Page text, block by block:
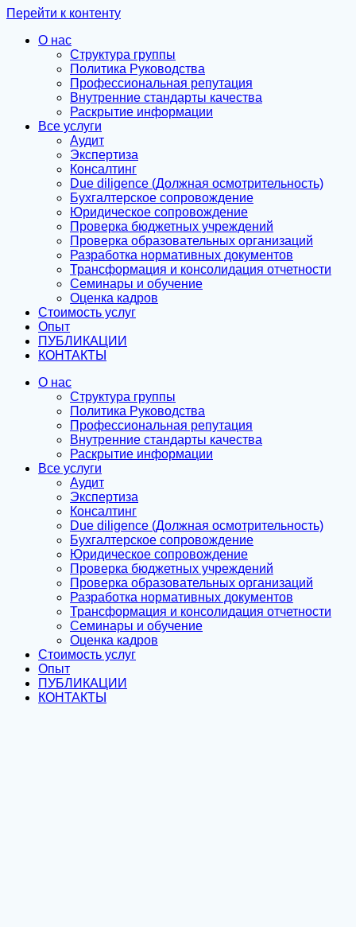
Перейти к контенту
О нас
Структура группы
Политика Руководства
Профессиональная репутация
Внутренние стандарты качества
Раскрытие информации
Все услуги
Аудит
Экспертиза
Консалтинг
Due diligence (Должная осмотрительность)
Бухгалтерское сопровождение
Юридическое сопровождение
Проверка бюджетных учреждений
Проверка образовательных организаций
Разработка нормативных документов
Трансформация и консолидация отчетности
Семинары и обучение
Оценка кадров
Стоимость услуг
Опыт
ПУБЛИКАЦИИ
КОНТАКТЫ
О нас
Структура группы
Политика Руководства
Профессиональная репутация
Внутренние стандарты качества
Раскрытие информации
Все услуги
Аудит
Экспертиза
Консалтинг
Due diligence (Должная осмотрительность)
Бухгалтерское сопровождение
Юридическое сопровождение
Проверка бюджетных учреждений
Проверка образовательных организаций
Разработка нормативных документов
Трансформация и консолидация отчетности
Семинары и обучение
Оценка кадров
Стоимость услуг
Опыт
ПУБЛИКАЦИИ
КОНТАКТЫ